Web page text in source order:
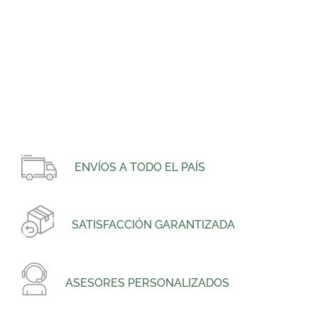
ENVÍOS A TODO EL PAÍS
SATISFACCIÓN GARANTIZADA
ASESORES PERSONALIZADOS